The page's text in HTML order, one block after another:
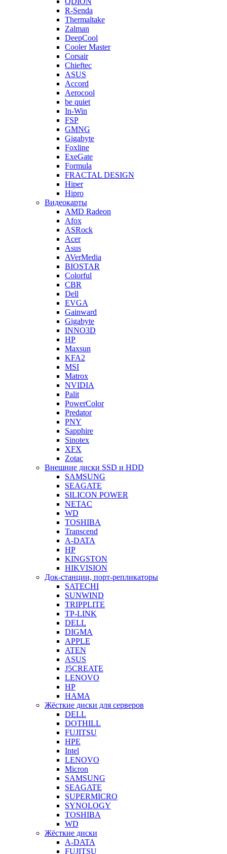
R-Senda
Thermaltake
Zalman
DeepCool
Cooler Master
Corsair
Chieftec
ASUS
Accord
Aerocool
be quiet
In-Win
FSP
GMNG
Gigabyte
Foxline
ExeGate
Formula
FRACTAL DESIGN
Hiper
Hipro
Видеокарты
AMD Radeon
Afox
ASRock
Acer
Asus
AVerMedia
BIOSTAR
Colorful
CBR
Dell
EVGA
Gainward
Gigabyte
INNO3D
HP
Maxsun
KFA2
MSI
Matrox
NVIDIA
Palit
PowerColor
Predator
PNY
Sapphire
Sinotex
XFX
Zotac
Внешние диски SSD и HDD
SAMSUNG
SEAGATE
SILICON POWER
NETAC
WD
TOSHIBA
Transcend
A-DATA
HP
KINGSTON
HIKVISION
Док-станции, порт-репликаторы
SATECHI
SUNWIND
TRIPPLITE
TP-LINK
DELL
DIGMA
APPLE
ATEN
ASUS
J5CREATE
LENOVO
HP
HAMA
Жёсткие диски для серверов
DELL
DOTHILL
FUJITSU
HPE
Intel
LENOVO
Micron
SAMSUNG
SEAGATE
SUPERMICRO
SYNOLOGY
TOSHIBA
WD
Жёсткие диски
A-DATA
FUJITSU